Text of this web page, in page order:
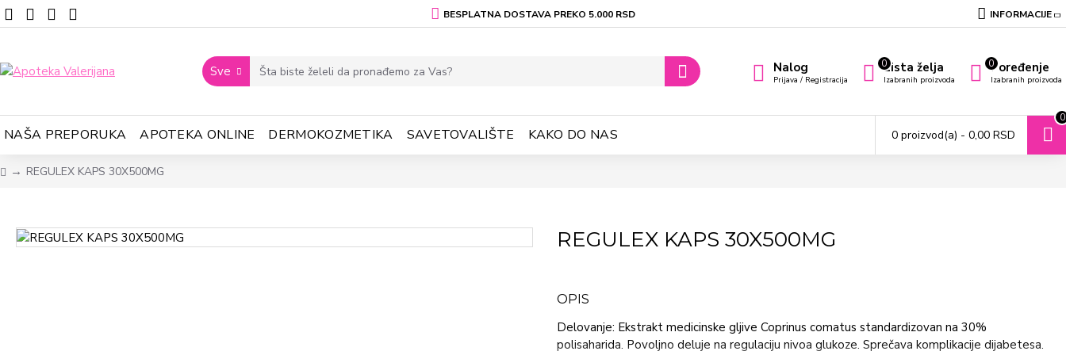
BESPLATNA DOSTAVA PREKO 5.000 RSD INFORMACIJE
Sve Nalog
Prijava / Registracija
Lista želja
Izabranih proizvoda
0 Poređenje
Izabranih proizvoda
0
NAŠA PREPORUKA APOTEKA ONLINE DERMOKOZMETIKA SAVETOVALIŠTE KAKO DO NAS 0 proizvod(a) - 0,00 RSD
0
REGULEX KAPS 30X500MG
REGULEX KAPS 30X500MG
OPIS
Delovanje: Ekstrakt medicinske gljive Coprinus comatus standardizovan na 30%
polisaharida. Povoljno deluje na regulaciju nivoa glukoze. Sprečava komplikacije dijabetesa.